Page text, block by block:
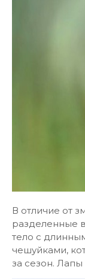
В отличие от
разделенные
тело с
чешуйками,
за сезон. Лапы